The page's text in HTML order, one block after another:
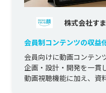
株式会社す
会員制コンテンツの収益
信システム構築
会員向けに動画コンテン
企画・設計・開発を一貫
動画視聴機能に加え、資